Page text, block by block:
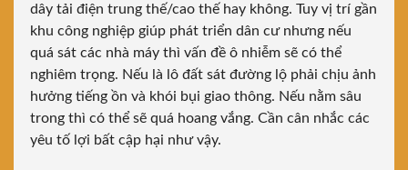
dây tải điện trung thế/cao thế hay không. Tuy vị trí gần
khu công nghiệp giúp phát triển dân cư nhưng nếu
quá sát các nhà máy thì vấn đề ô nhiễm sẽ có thể
nghiêm trọng. Nếu là lô đất sát đường lộ phải chịu ảnh
hưởng tiếng ồn và khói bụi giao thông. Nếu nằm sâu
trong thì có thể sẽ quá hoang vắng. Cần cân nhắc các
yêu tố lợi bất cập hại như vậy.